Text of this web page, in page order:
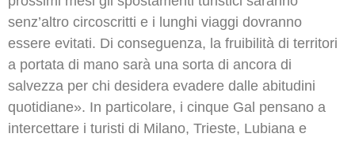
senz’altro circoscritti e i lunghi viaggi dovranno
essere evitati. Di conseguenza, la fruibilità di territori
a portata di mano sarà una sorta di ancora di
salvezza per chi desidera evadere dalle abitudini
quotidiane». In particolare, i cinque Gal pensano a
intercettare i turisti di Milano, Trieste, Lubiana e